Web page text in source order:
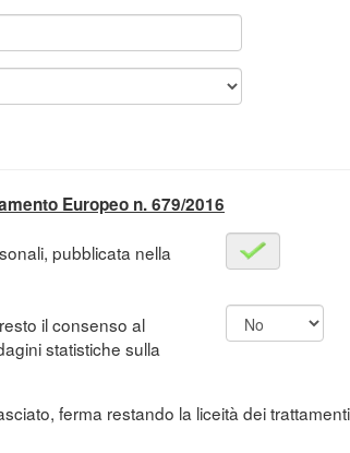
Europeo n. 679/2016
pubblicata nella
il consenso al
statistiche sulla
ferma restando la liceità dei